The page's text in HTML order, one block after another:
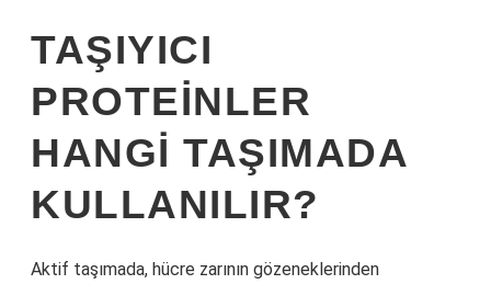
TAŞIYICI
PROTEINLER
HANGI TAŞIMADA
KULLANILIR?
Aktif taşımada, hücre zarının gözeneklerinden